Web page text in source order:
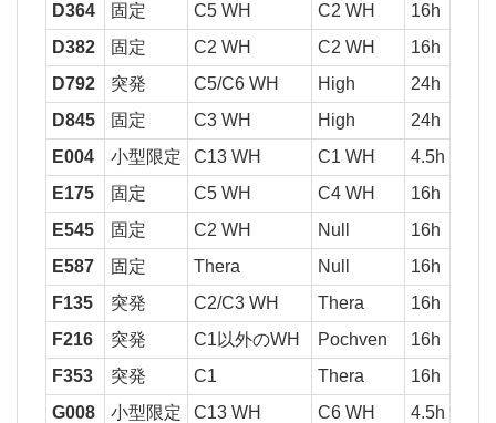
D364
固定 C5 WH C2 WH 16h
D382
固定 C2 WH C2 WH 16h
D792
突発 C5/C6 WH High 24h
D845
固定 C3 WH High 24h
E004
小型限定 C13 WH C1 WH
4.5h
E175
固定 C5 WH C4 WH 16h
E545
固定 C2 WH Null 16h
E587
固定 Thera Null 16h
F135
突発 C2/C3 WH Thera 16h
F216
突発 C1以外のWH Pochven 16h
F353
突発 C1 Thera 16h
G008
小型限定 C13 WH C6 WH
4.5h